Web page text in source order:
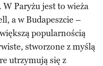
Paryżu jest to wieża
a w Budapeszcie –
popularnością
stworzone z myślą
utrzymują się z